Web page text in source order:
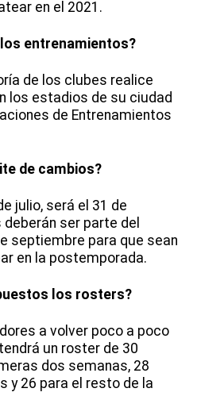
en el 2021.
entrenamientos?
de los clubes realice
los estadios de su ciudad
de Entrenamientos
de cambios?
julio, será el 31 de
ser parte del
septiembre para que sean
en la postemporada.
los rosters?
a volver poco a poco
un roster de 30
dos semanas, 28
y 26 para el resto de la